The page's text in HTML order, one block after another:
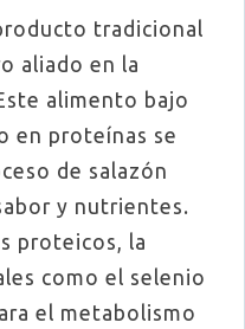
tradicional
aliado en la
alimento bajo
en proteínas se
de salazón
y nutrientes.
proteicos, la
como el selenio
el metabolismo​